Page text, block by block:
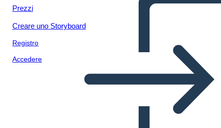
Prezzi
Creare uno Storyboard
Registro
Accedere
Visualizza
come